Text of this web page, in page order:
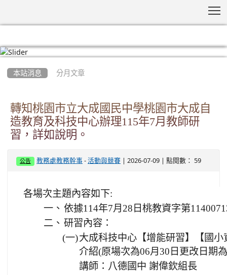
本站消息 分月文章
轉知桃園市立大成國民中學桃園市大成自
造教育及科技中心辦理115年7月教師研
習，詳如說明。
公告 教務處教務幹事 -活動與競賽 | 2026-07-09 | 點閱數： 59
各場次主題內容如下:
一、 依據114年7月28日桃教資字第
二、 研習內容：
(一)大成科技中心【增能研習】【國
介紹(原場次為06月30日更改日期
講師：八德國中 謝偉欽組長